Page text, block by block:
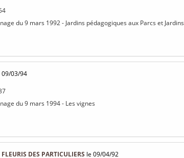
du 9 mars 1992 - Jardins pédagogiques aux Parcs et Jardins
09/03/94
du 9 mars 1994 - Les vignes
DES PARTICULIERS le 09/04/92